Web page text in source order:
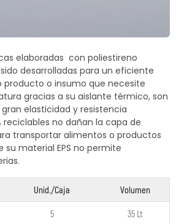
elaboradas con poliestireno
desarrolladas para un eficiente
producto o insumo que necesite
gracias a su aislante térmico, son
elasticidad y resistencia
reciclables no dañan la capa de
transportar alimentos o productos
material EPS no permite
Unid./Caja Volumen
5 35 Lt